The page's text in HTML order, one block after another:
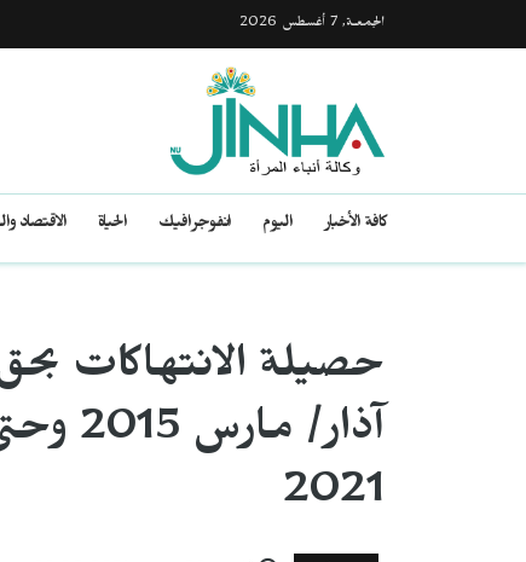
الجمعـة, 7 أغسطس 2026
كافة الأخبار اليوم انفوجرافيك الحياة الاقتصاد
2021